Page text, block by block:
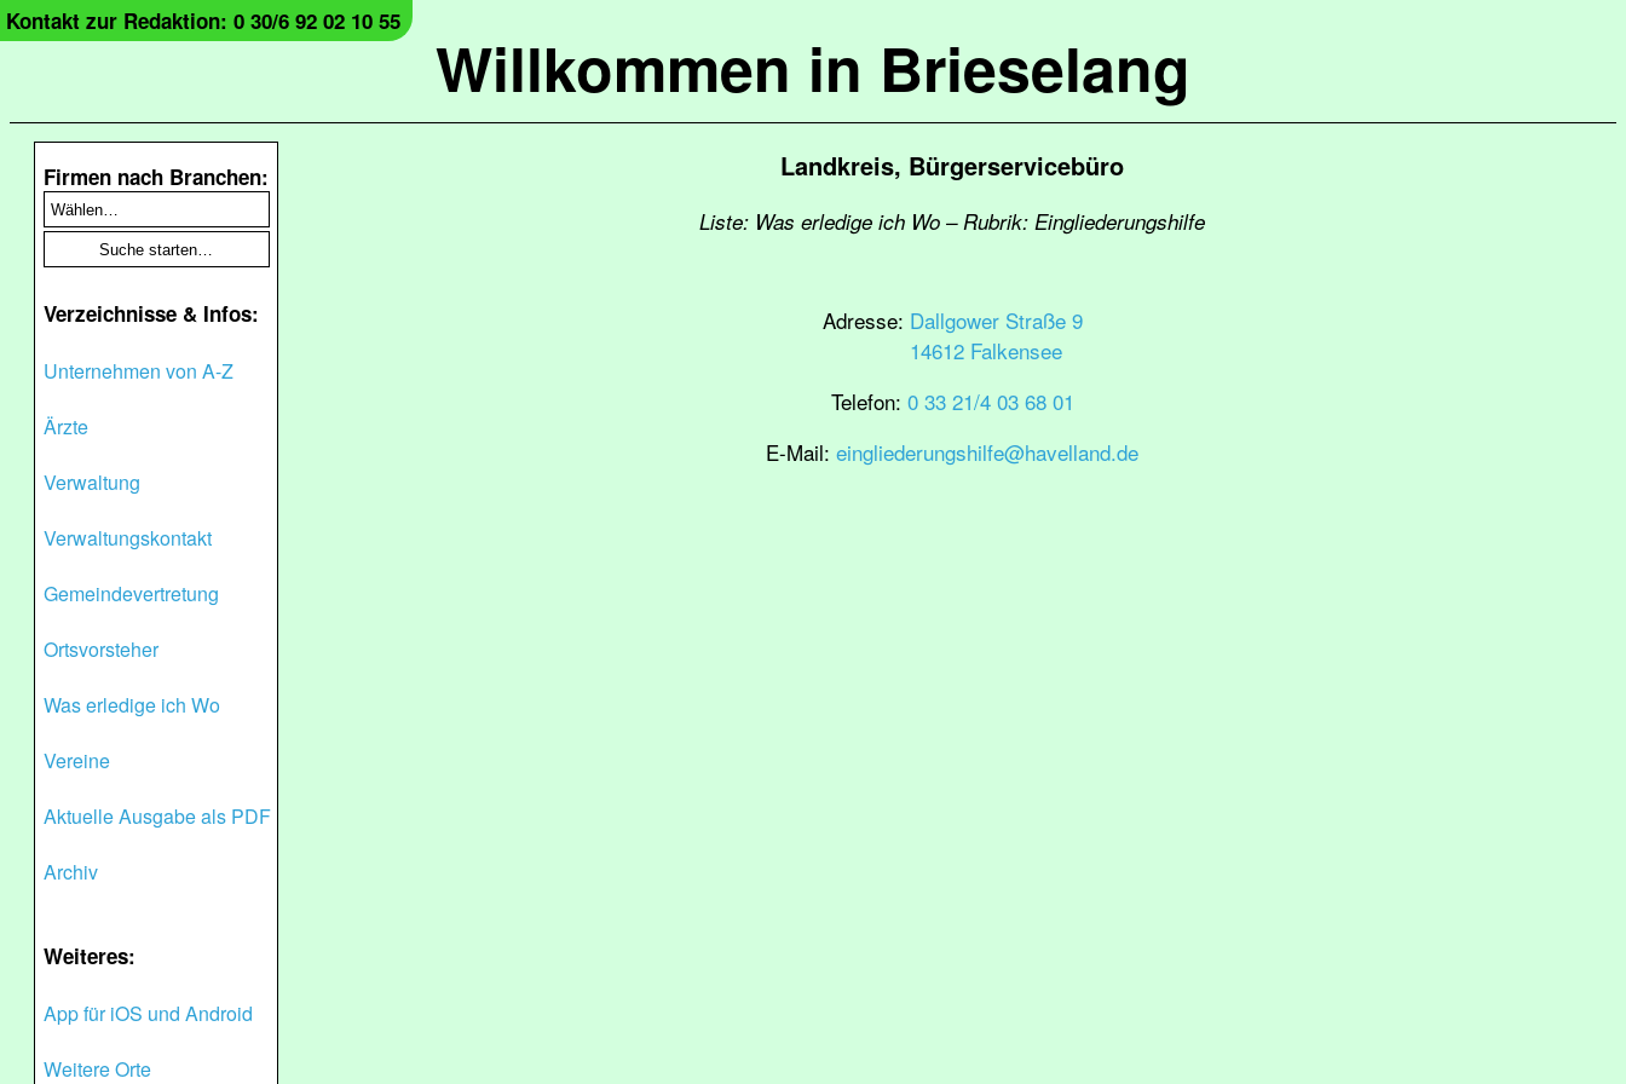
Willkommen in Brieselang
Kontakt zur Redaktion: 0 30/6 92 02 10 55
Firmen nach Branchen:
Verzeichnisse & Infos:
Unternehmen von A-Z
Ärzte
Verwaltung
Verwaltungskontakt
Gemeindevertretung
Ortsvorsteher
Was erledige ich Wo
Vereine
Aktuelle Ausgabe als PDF
Archiv
Weiteres:
App für iOS und Android
Weitere Orte
Landkreis, Bürgerservicebüro
Liste: Was erledige ich Wo – Rubrik: Eingliederungshilfe
Adresse: Dallgower Straße 9
14612 Falkensee
Telefon: 0 33 21/4 03 68 01
E-Mail: eingliederungshilfe@havelland.de